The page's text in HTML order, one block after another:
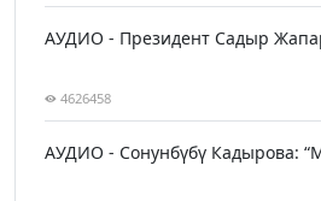
АУДИО - Президент Садыр
4626458
АУДИО - Сонунбүбү Кадырова: